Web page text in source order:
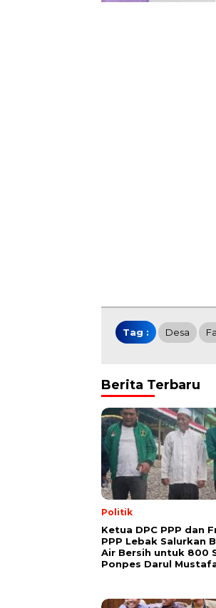
Tag : Desa
Berita Terbaru
Politik
Ketua DPC PPP dan
PPP Lebak Salurkan
Air Bersih untuk 800
Ponpes Darul